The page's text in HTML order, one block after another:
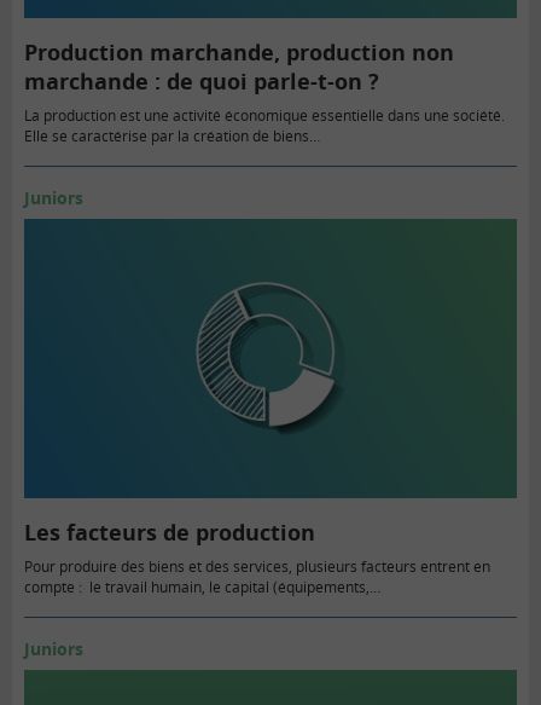
Production marchande, production non
marchande : de quoi parle-t-on ?
La production est une activité économique essentielle dans une société.
Elle se caractérise par la création de biens…
Juniors
Les facteurs de production
Pour produire des biens et des services, plusieurs facteurs entrent en
compte : le travail humain, le capital (équipements,…
Juniors